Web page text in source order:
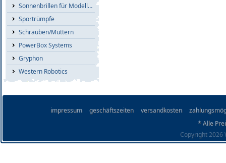
Sonnenbrillen für Modellflieger
Sportrümpfe
Schrauben/Muttern
PowerBox Systems
Gryphon
Western Robotics
impressum geschäftszeiten versandkosten
* Alle
Copyright 2026